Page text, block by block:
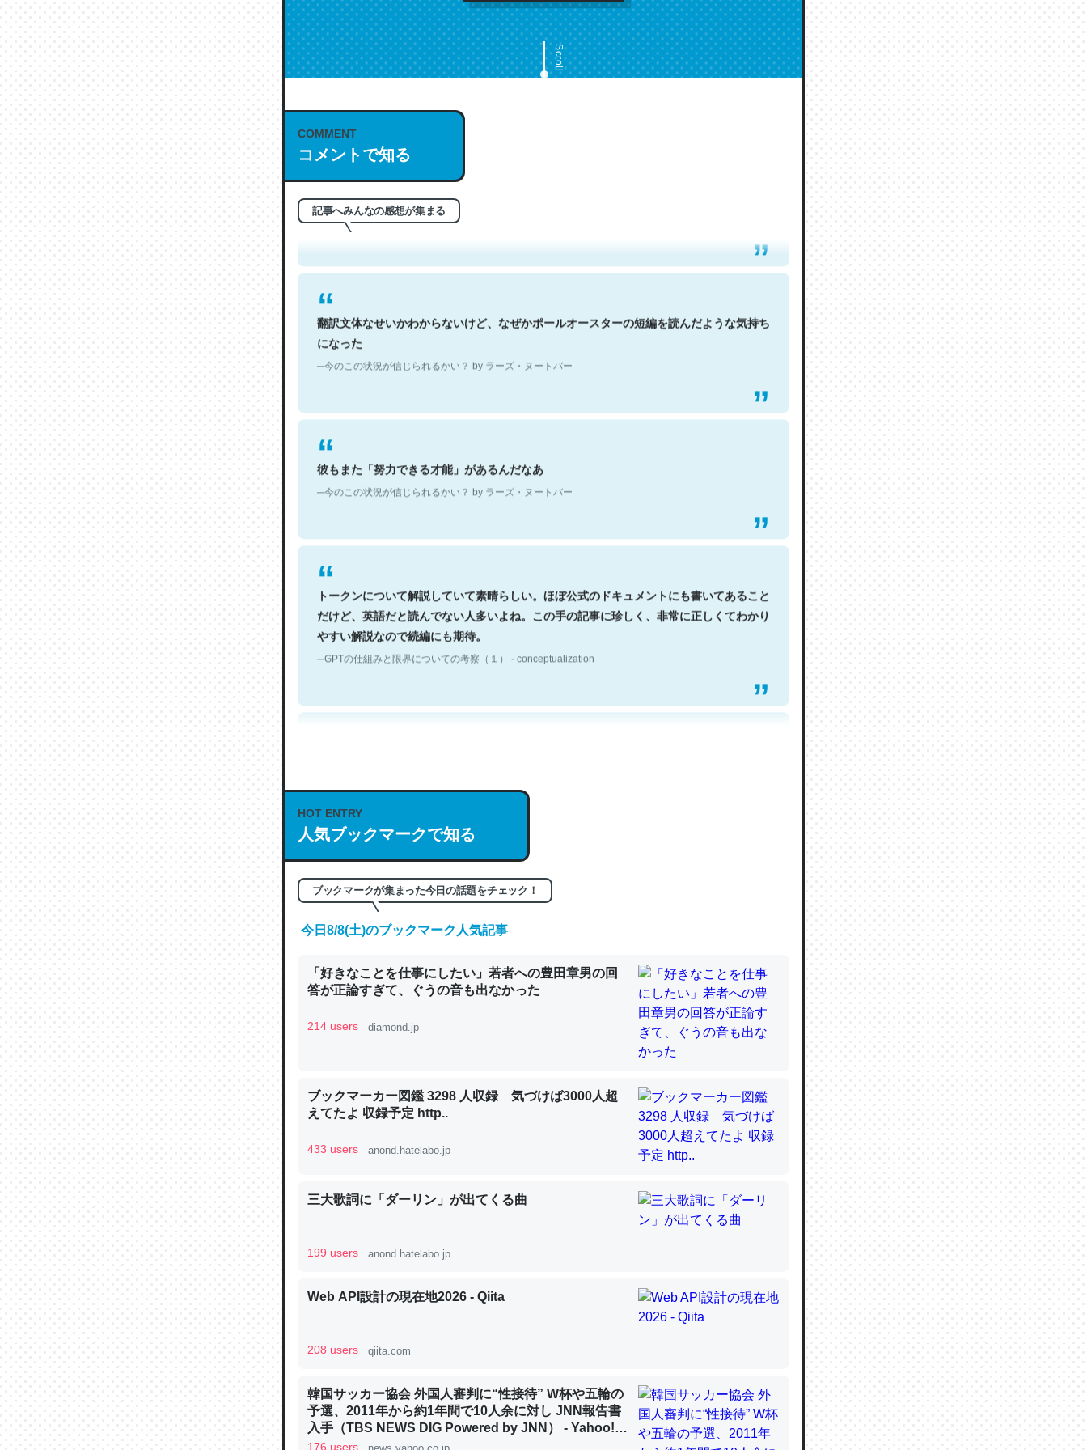
Scroll
COMMENT
コメントで知る
記事へみんなの感想が集まる
これは名文。彼はとてもクレバーなんだろうなと凄く思う。英語少しでも読める人は原文
もお勧め。自分はこの流れ好き。Let’s Fucking Go. Then Covid hit. Shit.
─今のこの状況が信じられるかい？ by ラーズ・ヌートバー
翻訳文体なせいかわからないけど、なぜかポールオースターの短編を読んだような気持ち
になった
─今のこの状況が信じられるかい？ by ラーズ・ヌートバー
彼もまた「努力できる才能」があるんだなあ
─今のこの状況が信じられるかい？ by ラーズ・ヌートバー
トークンについて解説していて素晴らしい。ほぼ公式のドキュメントにも書いてあること
だけど、英語だと読んでない人多いよね。この手の記事に珍しく、非常に正しくてわかり
やすい解説なので続編にも期待。
─GPTの仕組みと限界についての考察（１） - conceptualization
─GPTの仕組みと限界についての考察（１） - conceptualization
これは良記事。32768トークンだと英語小説100ページ分くらい。小説でいう「ずっと前
の伏線」は回収されないけど、短期記憶というには多い分量。進化すればするほど分かり
やすく強くなりそう
昆虫ってカルシウム少ないのか。知らんかった。調べたらコオロギのカルシウム分はエビ
─ニュース :: 【研究発表】昆虫学の大問題＝「昆虫はなぜ海にいないのか」に関する新仮説
論文では「淡水はカルシウムも酸素も不足してて両方に不利だから両方が拮抗してるので
は」とあって面白い。海にいる鋏角類（カブトガニ・ウミグモ）はカルシウムを使わずキ
チンを強化してる筈だが、酵素が違うのか？
類だと殻を無くしてナメクジになったり努力してるし。
─ニュース :: 【研究発表】昆虫学の大問題＝「昆虫はなぜ海にいないのか」に関する新仮説
HOT ENTRY
人気ブックマークで知る
ブックマークが集まった今日の話題をチェック！
今日8/8(土)のブックマーク人気記事
「好きなことを仕事にしたい」若者への豊田章男の回
答が正論すぎて、ぐうの音も出なかった
214 users diamond.jp
ブックマーカー図鑑 3298 人収録 気づけば3000人超
えてたよ 収録予定 http..
433 users anond.hatelabo.jp
三大歌詞に「ダーリン」が出てくる曲
199 users anond.hatelabo.jp
Web API設計の現在地2026 - Qiita
208 users qiita.com
韓国サッカー協会 外国人審判に“性接待” W杯や五輪の
予選、2011年から約1年間で10人余に対し JNN報告書
入手（TBS NEWS DIG Powered by JNN） - Yahoo!ニ
ュース
176 users